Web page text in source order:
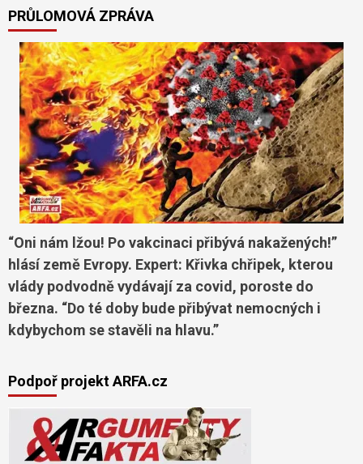
PRŮLOMOVÁ ZPRÁVA
“Oni nám lžou! Po vakcinaci přibývá nakažených!”
hlásí země Evropy. Expert: Křivka chřipek, kterou
vlády podvodně vydávají za covid, poroste do
března. “Do té doby bude přibývat nemocných i
kdybychom se stavěli na hlavu.”
Podpoř projekt ARFA.cz